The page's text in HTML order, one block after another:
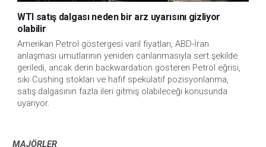
WTI satış dalgası neden bir arz uyarısını gizliyor
olabilir
Amerikan Petrol göstergesi varil fiyatları, ABD-İran
anlaşması umutlarının yeniden canlanmasıyla sert şekilde
geriledi, ancak derin backwardation gösteren Petrol eğrisi,
sıkı Cushing stokları ve hafif spekülatif pozisyonlanma,
satış dalgasının fazla ileri gitmiş olabileceği konusunda
uyarıyor.
MAJÖRLER